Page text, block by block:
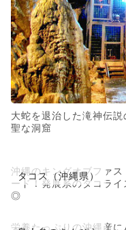
大蛇を退治した滝神伝説
聖な洞窟
タコス（沖縄県）
沖縄のキングオブファス
ード！発展系のタコライ
◎
栄養たっぷりの沖縄産に